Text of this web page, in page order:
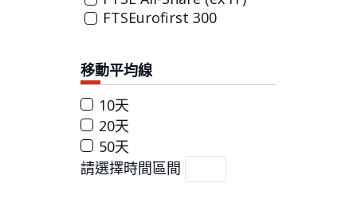
FTSEurofirst 300
移動平均線
10天
20天
50天
請選擇時間區間